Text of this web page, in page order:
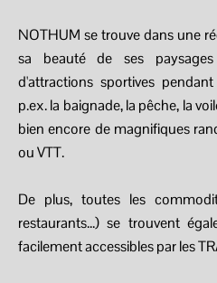
NOTHUM se trouve dans une
sa beauté de ses
d'attractions sportives
p.ex. la baignade, la pêche, la
bien encore de magnifiques
ou VTT.
De plus, toutes les
restaurants...) se trouvent
facilement accessibles par les